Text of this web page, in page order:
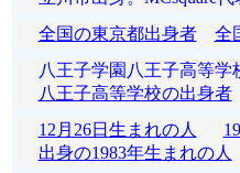
全国の東京都出身者
全
八王子学園八王子高等
八王子高等学校の出身者
12月26日生まれの人
出身の1983年生まれの人